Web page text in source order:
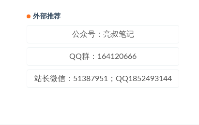
外部推荐
公众号：亮叔笔记
QQ群：164120666
站长微信：51387951；QQ1852493144